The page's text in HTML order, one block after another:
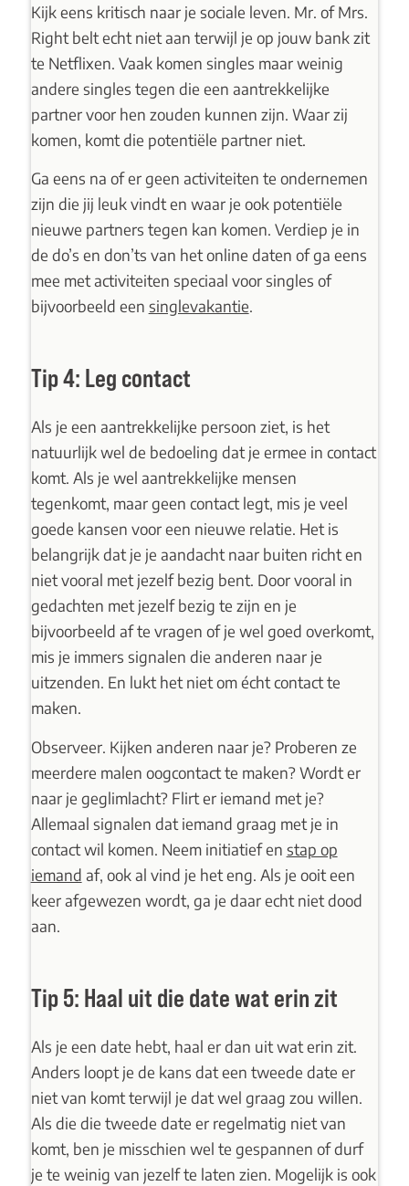
Kijk eens kritisch naar je sociale leven. Mr. of Mrs.
Right belt echt niet aan terwijl je op jouw bank zit
te Netflixen. Vaak komen singles maar weinig
andere singles tegen die een aantrekkelijke
partner voor hen zouden kunnen zijn. Waar zij
komen, komt die potentiële partner niet.
Ga eens na of er geen activiteiten te ondernemen
zijn die jij leuk vindt en waar je ook potentiële
nieuwe partners tegen kan komen. Verdiep je in
de do’s en don’ts van het online daten of ga eens
mee met activiteiten speciaal voor singles of
bijvoorbeeld een singlevakantie.
Tip 4: Leg contact
Als je een aantrekkelijke persoon ziet, is het
natuurlijk wel de bedoeling dat je ermee in contact
komt. Als je wel aantrekkelijke mensen
tegenkomt, maar geen contact legt, mis je veel
goede kansen voor een nieuwe relatie. Het is
belangrijk dat je je aandacht naar buiten richt en
niet vooral met jezelf bezig bent. Door vooral in
gedachten met jezelf bezig te zijn en je
bijvoorbeeld af te vragen of je wel goed overkomt,
mis je immers signalen die anderen naar je
uitzenden. En lukt het niet om écht contact te
maken.
Observeer. Kijken anderen naar je? Proberen ze
meerdere malen oogcontact te maken? Wordt er
naar je geglimlacht? Flirt er iemand met je?
Allemaal signalen dat iemand graag met je in
contact wil komen. Neem initiatief en stap op
iemand af, ook al vind je het eng. Als je ooit een
keer afgewezen wordt, ga je daar echt niet dood
aan.
Tip 5: Haal uit die date wat erin zit
Als je een date hebt, haal er dan uit wat erin zit.
Anders loopt je de kans dat een tweede date er
niet van komt terwijl je dat wel graag zou willen.
Als die die tweede date er regelmatig niet van
komt, ben je misschien wel te gespannen of durf
je te weinig van jezelf te laten zien. Mogelijk is ook